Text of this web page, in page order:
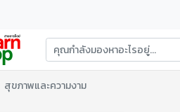
สุขภาพและความงาม